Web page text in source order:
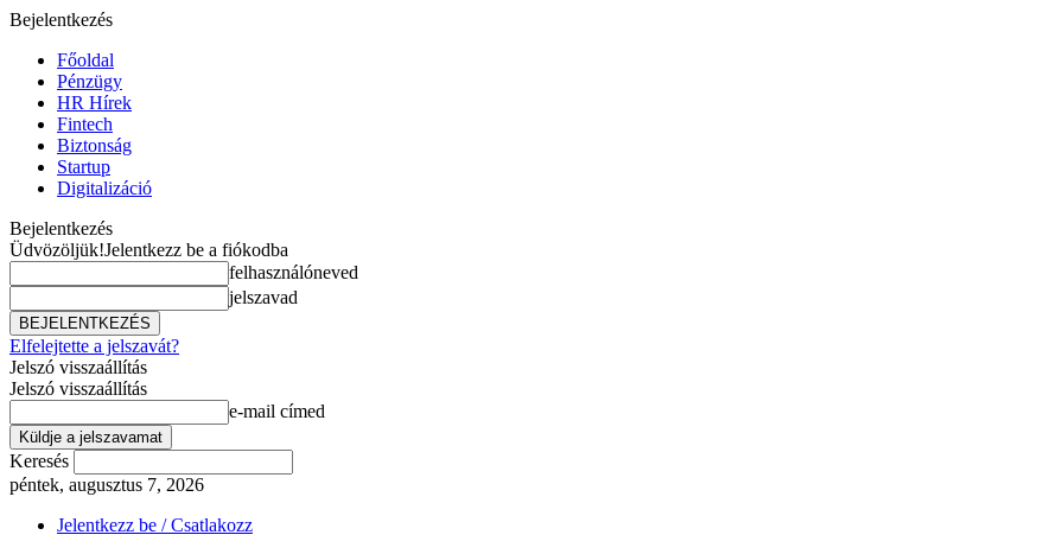
Bejelentkezés
Főoldal
Pénzügy
HR Hírek
Fintech
Biztonság
Startup
Digitalizáció
Bejelentkezés
Üdvözöljük!Jelentkezz be a fiókodba
felhasználóneved
jelszavad
Elfelejtette a jelszavát?
Jelszó visszaállítás
Jelszó visszaállítás
e-mail címed
Keresés
péntek, augusztus 7, 2026
Jelentkezz be / Csatlakozz